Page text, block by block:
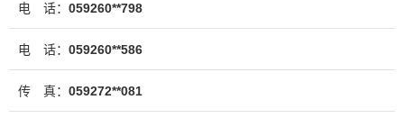
电 话： 059260**798
电 话： 059260**586
传 真： 059272**081